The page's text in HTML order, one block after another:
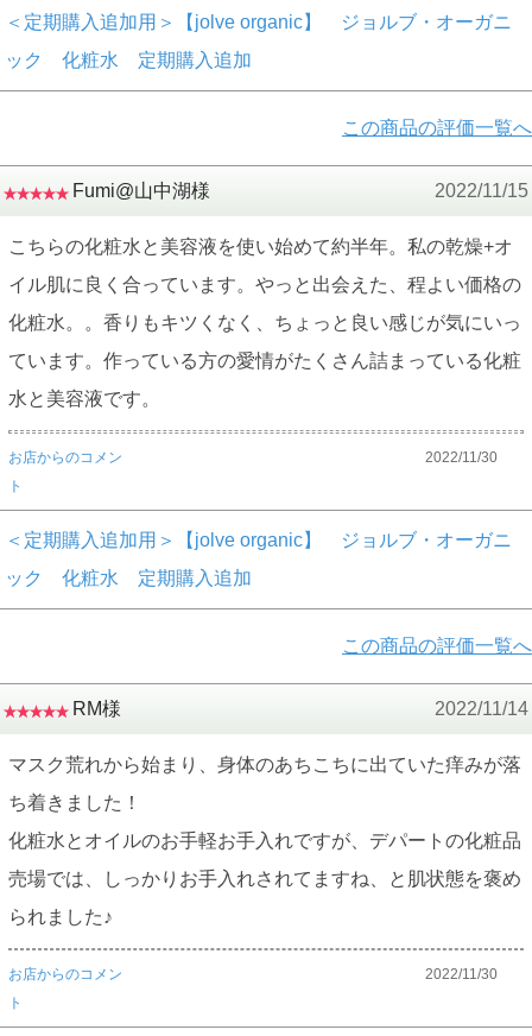
＜定期購入追加用＞【jolve organic】 ジョルブ・オーガニ
ック 化粧水 定期購入追加
この商品の評価一覧へ
Fumi@山中湖様 2022/11/15
こちらの化粧水と美容液を使い始めて約半年。私の乾燥+オ
イル肌に良く合っています。やっと出会えた、程よい価格の
化粧水。。香りもキツくなく、ちょっと良い感じが気にいっ
ています。作っている方の愛情がたくさん詰まっている化粧
水と美容液です。
お店からのコメン
ト
2022/11/30
＜定期購入追加用＞【jolve organic】 ジョルブ・オーガニ
ック 化粧水 定期購入追加
この商品の評価一覧へ
RM様 2022/11/14
マスク荒れから始まり、身体のあちこちに出ていた痒みが落
ち着きました！
化粧水とオイルのお手軽お手入れですが、デパートの化粧品
売場では、しっかりお手入れされてますね、と肌状態を褒め
られました♪
お店からのコメン
ト
2022/11/30